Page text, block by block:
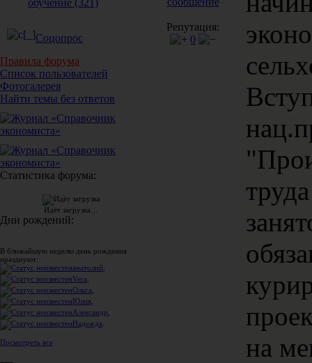
обучение (321)
Соцопрос
Правила форума
Список пользователей
Фотогалерея
Найти темы без ответов
Статистика форума:
Идёт загрузка…
Дни рождений:
В ближайшую неделю день рождения
празднуют:
анатолий
Vera
Ольга
Юлия
Александр
Надежда
Посмотреть все
Репутация:
0
на